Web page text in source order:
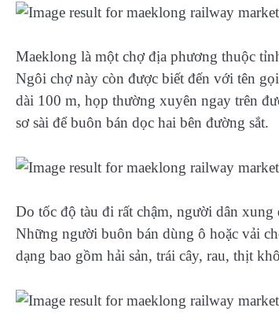
Maeklong là một chợ địa phương thuộc
Ngôi chợ này còn được biết đến với tên
dài 100 m, họp thường xuyên ngay trên
sơ sài để buôn bán dọc hai bên đường sắt.
Do tốc độ tàu đi rất chậm, người dân
Những người buôn bán dùng ô hoặc vải
dạng bao gồm hải sản, trái cây, rau, thịt